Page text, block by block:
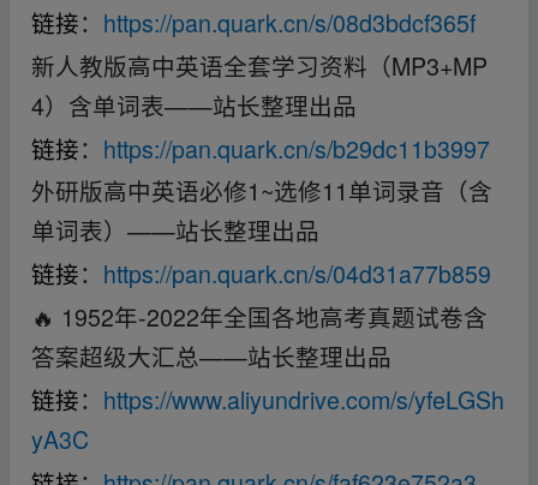
链接： https://pan.quark.cn/s/08d3bdcf365f
新人教版高中英语全套学习资料（MP3+MP
4）含单词表——站长整理出品
链接： https://pan.quark.cn/s/b29dc11b3997
外研版高中英语必修1~选修11单词录音（含
单词表）——站长整理出品
链接： https://pan.quark.cn/s/04d31a77b859
🔥 1952年-2022年全国各地高考真题试卷含
答案超级大汇总——站长整理出品
链接： https://www.aliyundrive.com/s/yfeLGSh
yA3C